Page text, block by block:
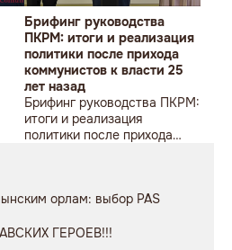
Брифинг руководства
ПКРМ: итоги и реализация
политики после прихода
коммунистов к власти 25
лет назад
Брифинг руководства ПКРМ:
итоги и реализация
политики после прихода
орлам: выбор PAS
ГЕРОЕВ!!!